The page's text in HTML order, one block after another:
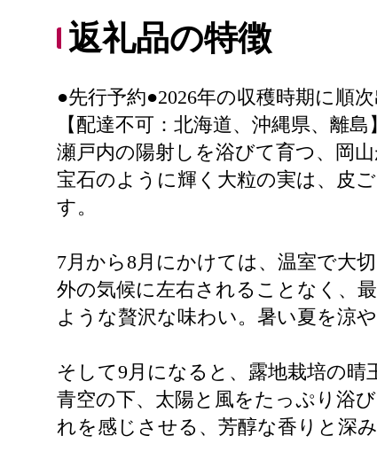
返礼品の特徴
●先行予約●2026年の収穫時期に順
【配達不可：北海道、沖縄県、離島】
瀬戸内の陽射しを浴びて育つ、岡
宝石のように輝く大粒の実は、皮
す。
7月から8月にかけては、温室で大
外の気候に左右されることなく、
ような贅沢な味わい。暑い夏を涼
そして9月になると、露地栽培の晴
青空の下、太陽と風をたっぷり浴
れを感じさせる、芳醇な香りと深